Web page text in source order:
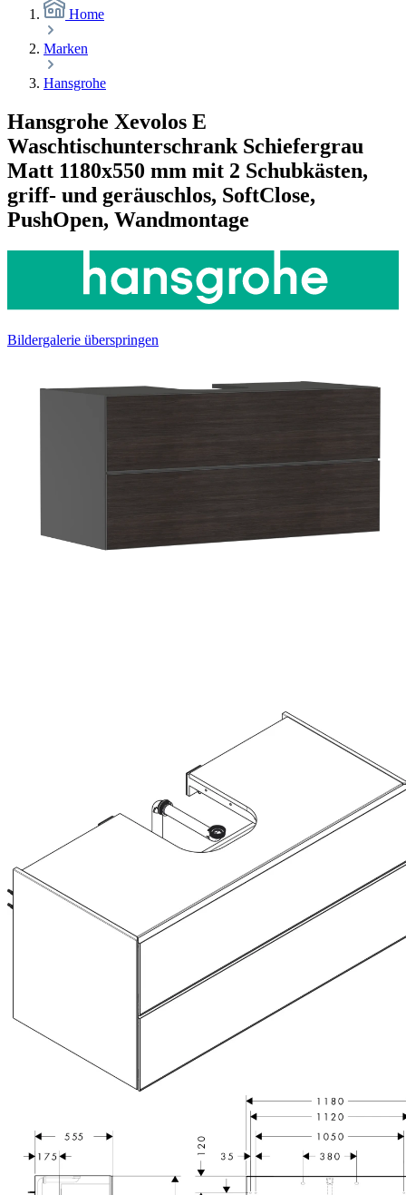
Home
Marken
Hansgrohe
Hansgrohe Xevolos E
Waschtischunterschrank Schiefergrau
Matt 1180x550 mm mit 2 Schubkästen,
griff- und geräuschlos, SoftClose,
PushOpen, Wandmontage
Bildergalerie überspringen